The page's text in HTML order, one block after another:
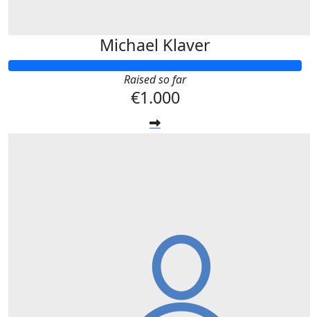
Michael Klaver
Raised so far
€1.000